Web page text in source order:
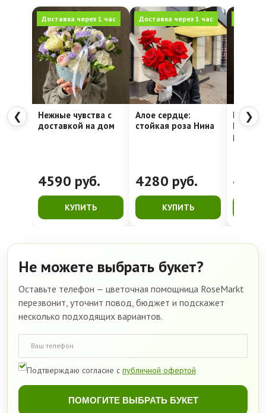
❮
Доставка через 1 час
Нежные чувства с
доставкой на дом
4590 руб.
КУПИТЬ
Доставка через 1 час
Алое сердце:
стойкая роза Нина
4280 руб.
КУПИТЬ
Недели
❯
Не можете выбрать букет?
Оставьте телефон — цветочная помощница RoseMarkt
перезвонит, уточнит повод, бюджет и подскажет
несколько подходящих вариантов.
Подтверждаю согласие с публичной офертой
ПОМОГИТЕ ВЫБРАТЬ БУКЕТ